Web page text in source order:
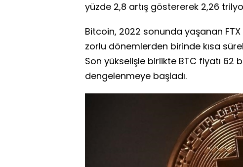
yüzde 2,8 artış göstererek 2,26
Bitcoin, 2022 sonunda yaşanan FTX
zorlu dönemlerden birinde kısa
Son yükselişle birlikte BTC fiyatı 62
dengelenmeye başladı.